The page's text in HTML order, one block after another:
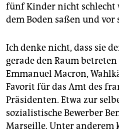
epaper login
fünf Kinder nicht schlecht
dem Boden saßen und vor
Ich denke nicht, dass sie
gerade den Raum
Emmanuel Macron,
Favorit für das Amt des
Präsidenten. Etwa zur
sozialistische Bewerber
Marseille. Unter anderem